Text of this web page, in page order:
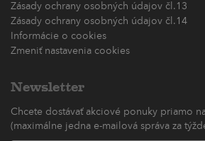
Zásady ochrany osobných údajov čl.13
Zásady ochrany osobných údajov čl.14
Informácie o cookies
Zmeniť nastavenia cookies
Newsletter
Chcete dostávať akciové ponuky priamo
(maximálne jedna e-mailová správa za